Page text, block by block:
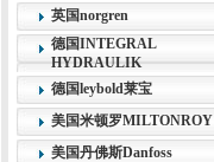
英国norgren
德国INTEGRAL
HYDRAULIK
德国leybold莱宝
美国米顿罗MILTONROY
美国丹佛斯Danfoss